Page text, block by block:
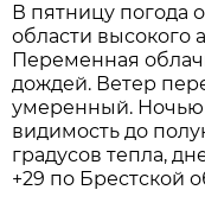
В пятницу погода
области высокого
Переменная
дождей. Ветер
умеренный. Ночью
видимость до
градусов тепла,
+29 по Брестской